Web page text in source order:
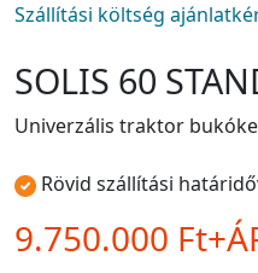
Szállítási költség
SOLIS 60
Univerzális traktor
Rövid szállítási
9.750.000